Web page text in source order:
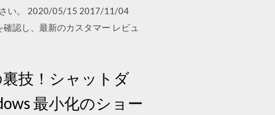
さい。 2020/05/15 2017/11/04
認し、最新のカスタマー レビュ
技！シャットダ
最小化のショー